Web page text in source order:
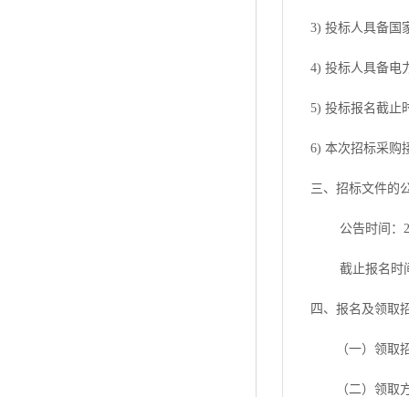
3) 投标人具备国
4) 投标人具备电
5) 投标报名截止
6) 本次招标采购
三、招标文件的
公告时间：
截止报名时
四、报名及领取
（一） 领取
（二）领取